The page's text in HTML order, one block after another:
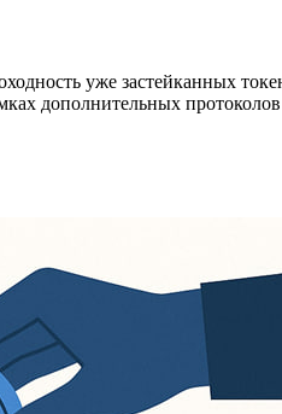
уже застейканных
дополнительных